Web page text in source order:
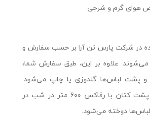
در شرکت پارس تن آرا بر حسب سفارش و
علاوه بر این، طبق سفارش شما،
و پشت لباس‌ها گلدوزی یا چاپ می‌شود.
همچنین نوار شبرنگ پشت کتان با رفاکس ۶۰۰ متر در شب در
دوخته می‌شود.